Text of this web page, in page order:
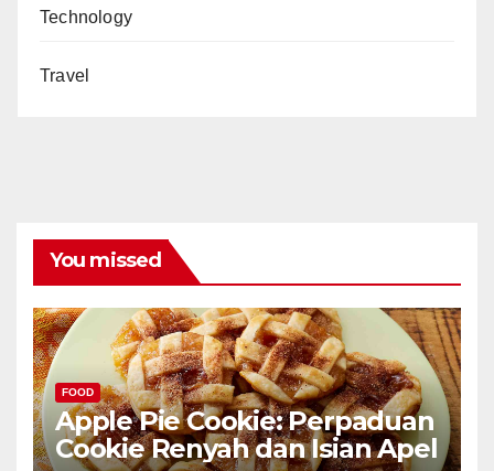
Technology
Travel
You missed
FOOD
Apple Pie Cookie: Perpaduan
Cookie Renyah dan Isian Apel